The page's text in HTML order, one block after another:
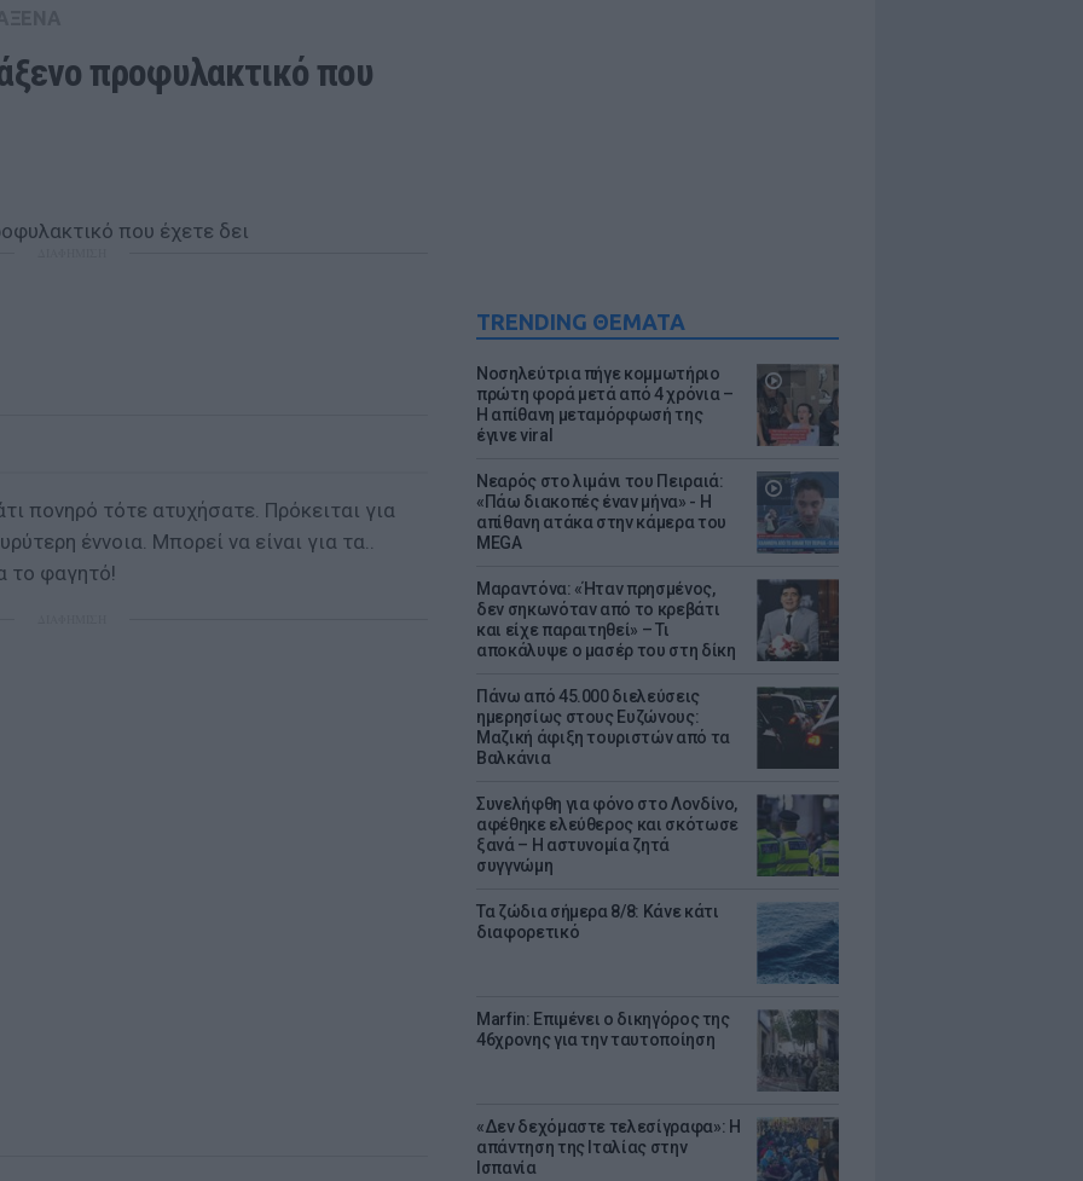
TRENDING ΘΕΜΑΤΑ
Νοσηλεύτρια πήγε κομμωτήριο
πρώτη φορά μετά από 4 χρόνια –
Η απίθανη μεταμόρφωσή της
έγινε viral
Νεαρός στο λιμάνι του Πειραιά:
«Πάω διακοπές έναν μήνα» - Η
απίθανη ατάκα στην κάμερα του
MEGA
Μαραντόνα: «Ήταν πρησμένος,
δεν σηκωνόταν από το κρεβάτι
και είχε παραιτηθεί» – Τι
αποκάλυψε ο μασέρ του στη δίκη
Πάνω από 45.000 διελεύσεις
ημερησίως στους Ευζώνους:
Μαζική άφιξη τουριστών από τα
Βαλκάνια
Συνελήφθη για φόνο στο Λονδίνο,
αφέθηκε ελεύθερος και σκότωσε
ξανά – Η αστυνομία ζητά
συγγνώμη
Τα ζώδια σήμερα 8/8: Κάνε κάτι
διαφορετικό
Marfin: Επιμένει ο δικηγόρος της
46χρονης για την ταυτοποίηση
«Δεν δεχόμαστε τελεσίγραφα»: Η
απάντηση της Ιταλίας στην
Ισπανία
προφυλακτικό που
πονηρό τότε ατυχήσατε. Πρόκειται για
έννοια. Μπορεί να είναι για τα..
το φαγητό!